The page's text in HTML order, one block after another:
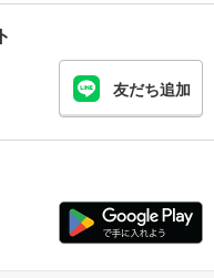
友だち追加